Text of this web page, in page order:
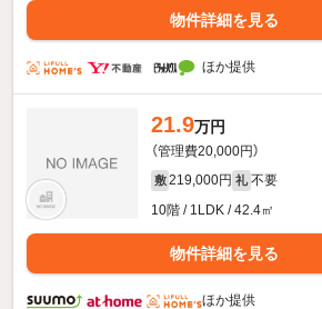
物件詳細を見る
ほか提供
21.9万円
（管理費20,000円）
敷 219,000円 礼 不要
10階 / 1LDK / 42.4㎡
物件詳細を見る
ほか提供